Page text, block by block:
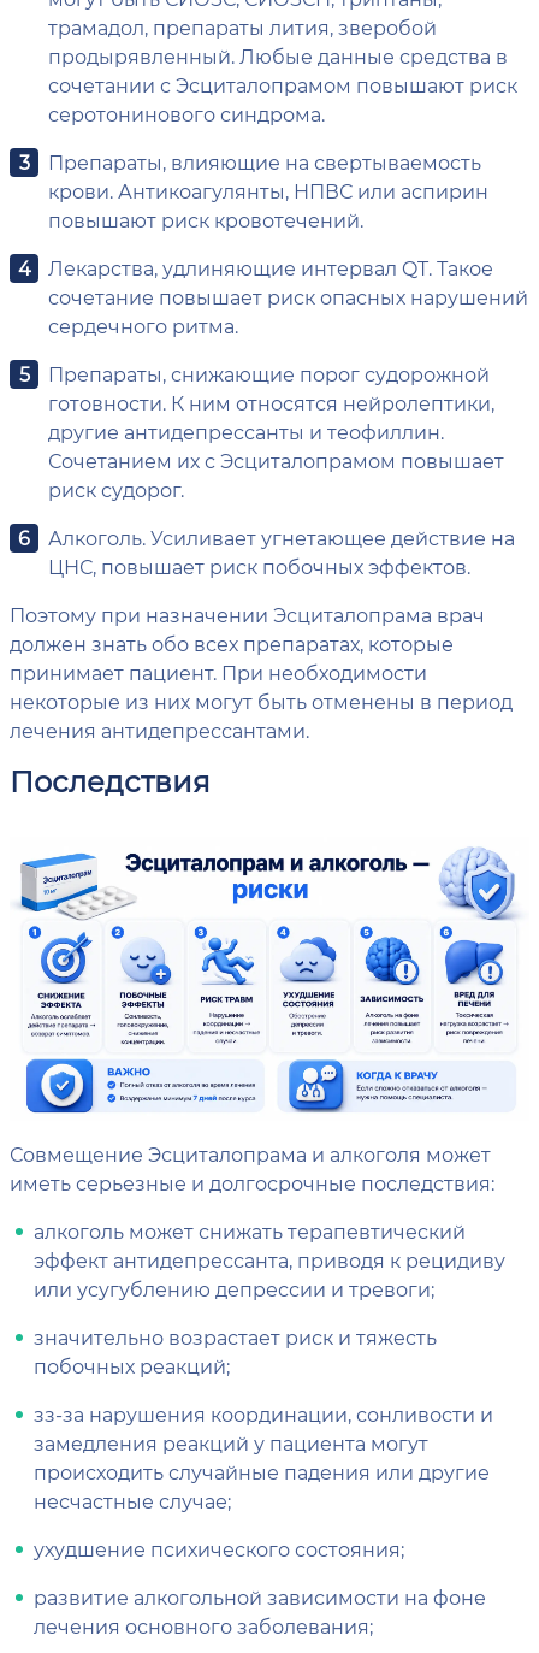
трамадол, препараты лития, зверобой
продырявленный. Любые данные средства в
сочетании с Эсциталопрамом повышают риск
серотонинового синдрома.
Препараты, влияющие на свертываемость
крови. Антикоагулянты, НПВС или аспирин
повышают риск кровотечений.
Лекарства, удлиняющие интервал QT. Такое
сочетание повышает риск опасных нарушений
сердечного ритма.
Препараты, снижающие порог судорожной
готовности. К ним относятся нейролептики,
другие антидепрессанты и теофиллин.
Сочетанием их с Эсциталопрамом повышает
риск судорог.
Алкоголь. Усиливает угнетающее действие на
ЦНС, повышает риск побочных эффектов.
Поэтому при назначении Эсциталопрама врач
должен знать обо всех препаратах, которые
принимает пациент. При необходимости
некоторые из них могут быть отменены в период
лечения антидепрессантами.
Последствия
Совмещение Эсциталопрама и алкоголя может
иметь серьезные и долгосрочные последствия:
алкоголь может снижать терапевтический
эффект антидепрессанта, приводя к рецидиву
или усугублению депрессии и тревоги;
значительно возрастает риск и тяжесть
побочных реакций;
зз-за нарушения координации, сонливости и
замедления реакций у пациента могут
происходить случайные падения или другие
несчастные случае;
ухудшение психического состояния;
развитие алкогольной зависимости на фоне
лечения основного заболевания;